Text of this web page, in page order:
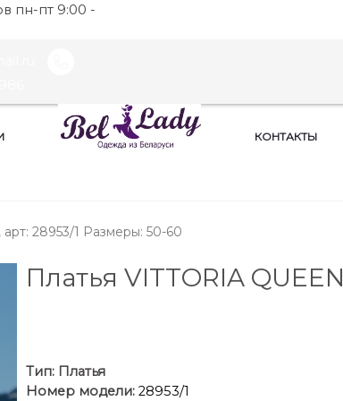
пн-пт 9:00 -
КОНТАКТЫ
28953/1 Размеры: 50-60
Платья VITTORIA QUEEN
Тип: Платья
Номер модели: 28953/1